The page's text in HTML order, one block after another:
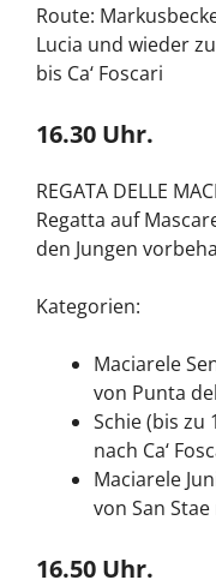
Route:
Lucia und wieder
bis Ca‘ Foscari
16.30 Uhr.
REGATA DELLE
Regatta auf
den Jungen
Kategorien:
Maciarele
von Punta
Schie (bis zu
nach Ca‘
Maciarele
von San Stae
16.50 Uhr.